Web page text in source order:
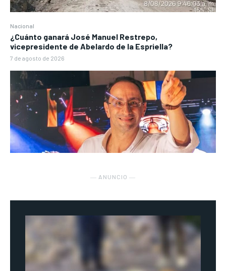
Nacional
¿Cuánto ganará José Manuel Restrepo,
vicepresidente de Abelardo de la Espriella?
7 de agosto de 2026
― ANUNCIO ―